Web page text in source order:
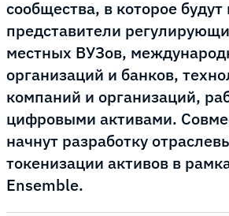
сообщества, в которое будут
представители
местных ВУЗов,
организаций и банков,
компаний и организаций,
цифровыми активами.
начнут разработку
токенизации активов в
Ensemble.